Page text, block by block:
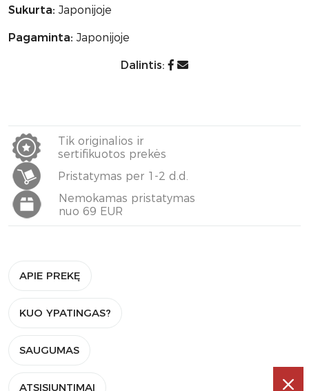
Sukurta: Japonijoje
Pagaminta: Japonijoje
Dalintis:
Tik originalios ir
sertifikuotos prekės
Pristatymas per 1-2 d.d.
Nemokamas pristatymas
nuo 69 EUR
APIE PREKĘ
KUO YPATINGAS?
SAUGUMAS
ATSISIUNTIMAI